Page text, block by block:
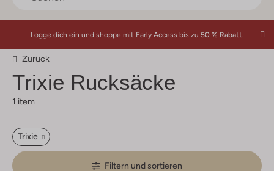
Logge dich ein und shoppe mit Early Access bis zu 50 % Rabatt.
Zurück
Trixie Rucksäcke
1 item
Trixie
Filtern und sortieren